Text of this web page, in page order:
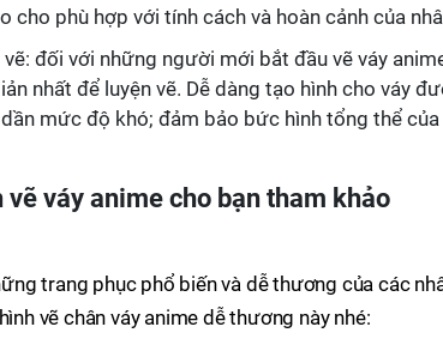
cho phù hợp với tính cách và hoàn cảnh của
đối với những người mới bắt đầu vẽ váy
nhất để luyện vẽ. Dễ dàng tạo hình cho váy
dần mức độ khó; đảm bảo bức hình tổng thể
vẽ váy anime cho bạn tham khảo
trang phục phổ biến và dễ thương của các
vẽ chân váy anime dễ thương này nhé: